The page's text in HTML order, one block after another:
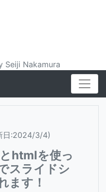
Seiji Nakamura
日:2024/3/4)
htmlを使っ
スライドシ
ます！